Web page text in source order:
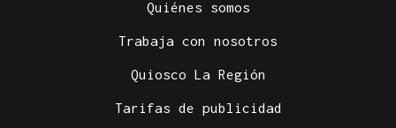
Quiénes somos
Trabaja con nosotros
Quiosco La Región
Tarifas de publicidad